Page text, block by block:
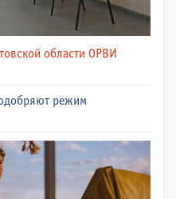
области ОРВИ
режим